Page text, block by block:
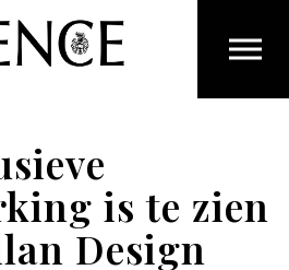
ga direct naar de inhoud
is te zien
Design